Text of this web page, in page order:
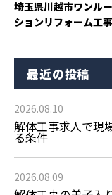
埼玉県川越市ワンル
ションリフォーム工事
最近の投稿
2026.08.10
解体工事求人で現
る条件
2026.08.09